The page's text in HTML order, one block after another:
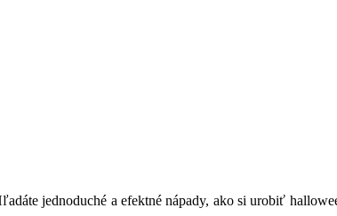
jednoduché a efektné nápady, ako si urobiť